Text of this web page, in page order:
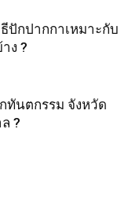
ปักปากกาเหมาะกับ
ง ?
ทันตกรรม จังหวัด
?